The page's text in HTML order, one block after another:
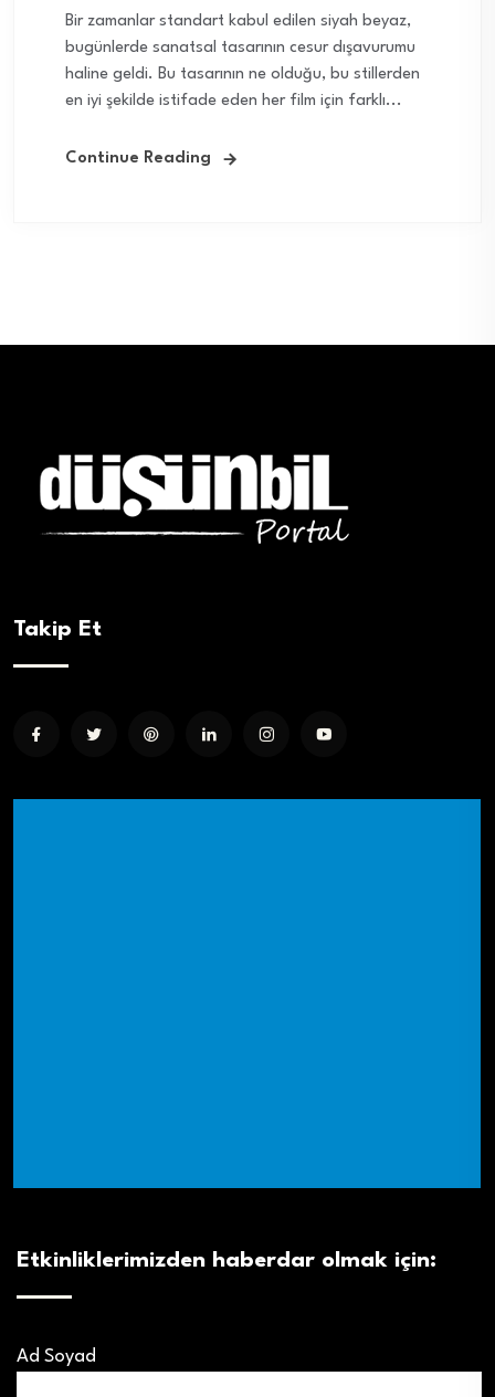
Bir zamanlar standart kabul edilen siyah beyaz,
bugünlerde sanatsal tasarının cesur dışavurumu
haline geldi. Bu tasarının ne olduğu, bu stillerden
en iyi şekilde istifade eden her film için farklı...
Continue Reading
Takip Et
Etkinliklerimizden haberdar olmak için:
Ad Soyad